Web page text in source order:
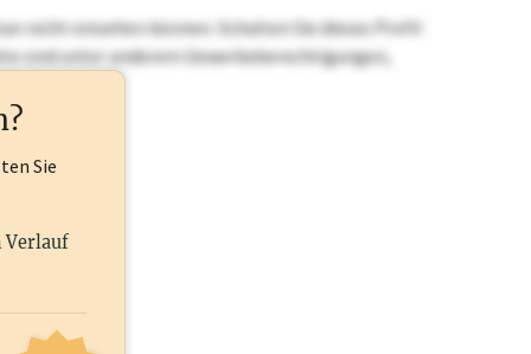
nicht einsehen können. Schalten Sie dieses Profil
sind unter anderem Gewerbeberechtigungen,
Sie
Verlauf